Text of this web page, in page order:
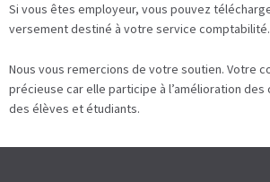
Si vous êtes employeur, vous pouvez
versement destiné à votre service comptabilité.
Nous vous remercions de votre soutien. Votre
précieuse car elle participe à l’amélioration
des élèves et étudiants.